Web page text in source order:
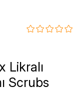
Likralı
Scrubs